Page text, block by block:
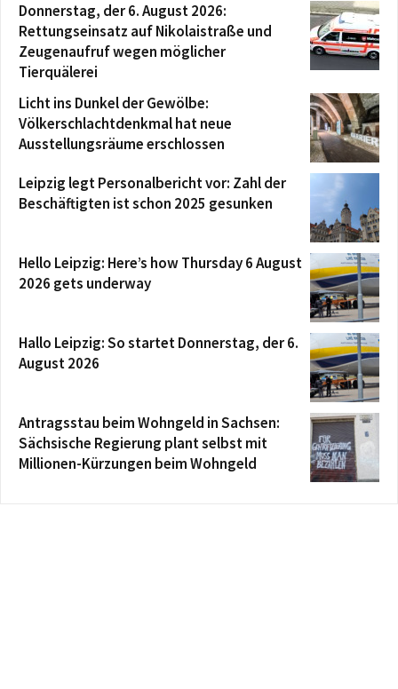
Donnerstag, der 6. August 2026:
Rettungseinsatz auf Nikolaistraße und
Zeugenaufruf wegen möglicher
Tierquälerei
Licht ins Dunkel der Gewölbe:
Völkerschlachtdenkmal hat neue
Ausstellungsräume erschlossen
Leipzig legt Personalbericht vor: Zahl der
Beschäftigten ist schon 2025 gesunken
Hello Leipzig: Here’s how Thursday 6 August
2026 gets underway
Hallo Leipzig: So startet Donnerstag, der 6.
August 2026
Antragsstau beim Wohngeld in Sachsen:
Sächsische Regierung plant selbst mit
Millionen-Kürzungen beim Wohngeld